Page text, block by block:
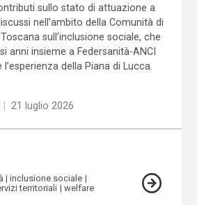
sullo stato di attuazione a
nell’ambito della Comunità di
sull’inclusione sociale, che
anni insieme a Federsanità-ANCI
della Piana di Lucca.
21 luglio 2026
inclusione sociale
territoriali welfare